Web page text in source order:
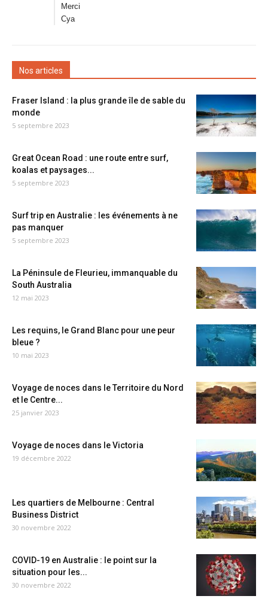
Merci
Cya
Nos articles
Fraser Island : la plus grande île de sable du
monde
5 septembre 2023
Great Ocean Road : une route entre surf,
koalas et paysages...
5 septembre 2023
Surf trip en Australie : les événements à ne
pas manquer
5 septembre 2023
La Péninsule de Fleurieu, immanquable du
South Australia
12 mai 2023
Les requins, le Grand Blanc pour une peur
bleue ?
10 mai 2023
Voyage de noces dans le Territoire du Nord
et le Centre...
25 janvier 2023
Voyage de noces dans le Victoria
19 décembre 2022
Les quartiers de Melbourne : Central
Business District
30 novembre 2022
COVID-19 en Australie : le point sur la
situation pour les...
30 novembre 2022